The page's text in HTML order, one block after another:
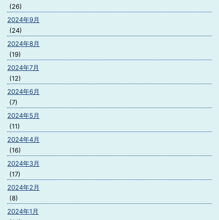
(26)
2024年9月
(24)
2024年8月
(19)
2024年7月
(12)
2024年6月
(7)
2024年5月
(11)
2024年4月
(16)
2024年3月
(17)
2024年2月
(8)
2024年1月